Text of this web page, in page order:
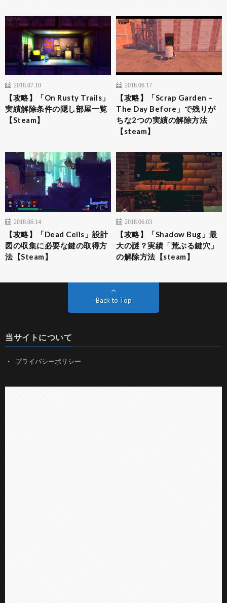
2018.07.10
【攻略】「On Rusty Trails」
実績解除条件の隠し部屋一覧
【Steam】
2018.06.17
【攻略】「Scrap Garden –
The Day Before」で残りが
ちな2つの実績の解除方法
【steam】
2018.06.14
【攻略】「Dead Cells」設計
図の収集に必要な鍵の取得方
法【Steam】
2018.06.03
【攻略】「Shadow Bug」最
大の謎？実績「荒ぶる鍵穴」
の解除方法【steam】
Back to Top
当サイトについて
プライバシーポリシー